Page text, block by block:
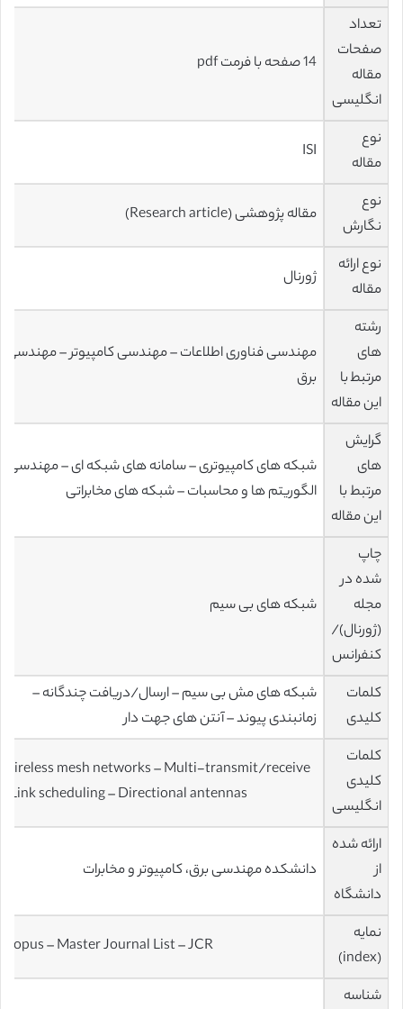
تعداد
صفحات
مقاله
انگلیسی
14 صفحه با فرمت pdf
نوع
مقاله
ISI
نوع
نگارش
مقاله پژوهشی (Research article)
نوع ارائه
مقاله
ژورنال
رشته
های
مرتبط با
این مقاله
مهندسی فناوری اطلاعات – مهندسی کامپیوتر – مهندسی
برق
گرایش
های
مرتبط با
این مقاله
شبکه های کامپیوتری – سامانه های شبکه ای – مهندسی
الگوریتم ها و محاسبات – شبکه های مخابراتی
چاپ
شده در
مجله
(ژورنال)/
کنفرانس
شبکه های بی سیم
کلمات
کلیدی
شبکه های مش بی سیم – ارسال/دریافت چندگانه –
زمانبندی پیوند – آنتن های جهت دار
کلمات
کلیدی
انگلیسی
Wireless mesh networks – Multi-transmit/receive
– Link scheduling – Directional antennas
ارائه شده
از
دانشگاه
دانشکده مهندسی برق، کامپیوتر و مخابرات
نمایه
(index)
Scopus – Master Journal List – JCR
شناسه